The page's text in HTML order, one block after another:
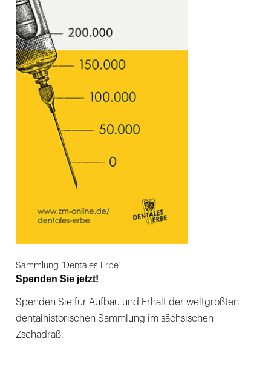
Sammlung "Dentales Erbe"
Spenden Sie jetzt!
Spenden Sie für Aufbau und Erhalt der weltgrößten
dentalhistorischen Sammlung im sächsischen
Zschadraß.